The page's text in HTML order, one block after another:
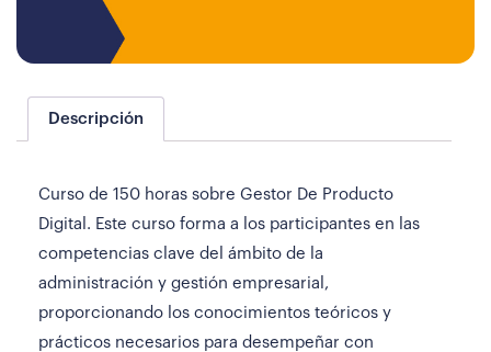
Descripción
Curso de 150 horas sobre Gestor De Producto
Digital. Este curso forma a los participantes en las
competencias clave del ámbito de la
administración y gestión empresarial,
proporcionando los conocimientos teóricos y
prácticos necesarios para desempeñar con